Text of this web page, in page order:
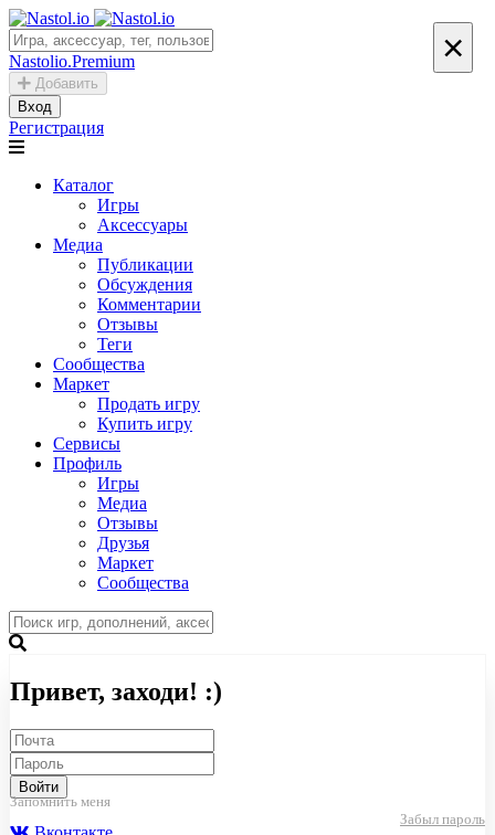
Nastolio.Premium
Добавить
Вход
Регистрация
Каталог
Игры
Аксессуары
Медиа
Публикации
Обсуждения
Комментарии
Отзывы
Теги
Сообщества
Маркет
Продать игру
Купить игру
Сервисы
Профиль
Игры
Медиа
Отзывы
Друзья
Маркет
Сообщества
×
Привет, заходи! :)
Войти
Запомнить меня
Забыл пароль